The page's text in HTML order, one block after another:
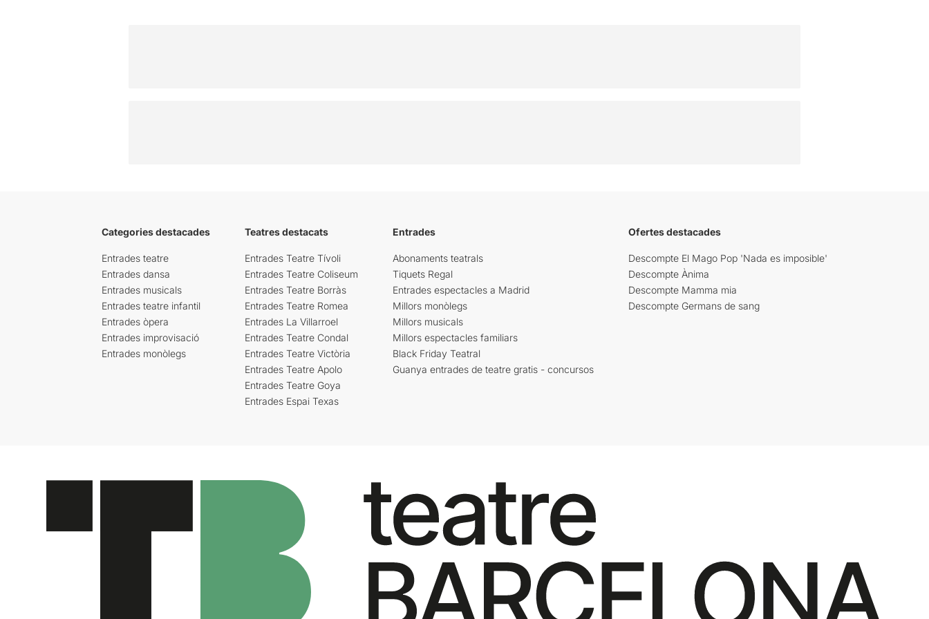
Categories destacades
Entrades teatre
Entrades dansa
Entrades musicals
Entrades teatre infantil
Entrades òpera
Entrades improvisació
Entrades monòlegs
Teatres destacats
Entrades Teatre Tívoli
Entrades Teatre Coliseum
Entrades Teatre Borràs
Entrades Teatre Romea
Entrades La Villarroel
Entrades Teatre Condal
Entrades Teatre Victòria
Entrades Teatre Apolo
Entrades Teatre Goya
Entrades Espai Texas
Entrades
Abonaments teatrals
Tiquets Regal
Entrades espectacles a Madrid
Millors monòlegs
Millors musicals
Millors espectacles familiars
Black Friday Teatral
Guanya entrades de teatre gratis - concursos
Ofertes destacades
Descompte El Mago Pop 'Nada es imposible'
Descompte Ànima
Descompte Mamma mia
Descompte Germans de sang